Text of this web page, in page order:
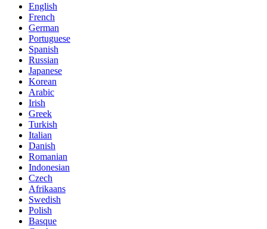
English
French
German
Portuguese
Spanish
Russian
Japanese
Korean
Arabic
Irish
Greek
Turkish
Italian
Danish
Romanian
Indonesian
Czech
Afrikaans
Swedish
Polish
Basque